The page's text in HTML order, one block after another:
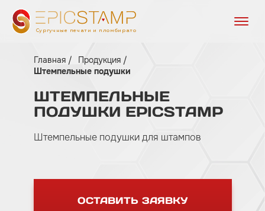
Сургучные печати и пломбираторы
Главная
Продукция
Штемпельные подушки
ШТЕМПЕЛЬНЫЕ
ПОДУШКИ EPICSTAMP
Штемпельные подушки для штампов
ОСТАВИТЬ ЗАЯВКУ